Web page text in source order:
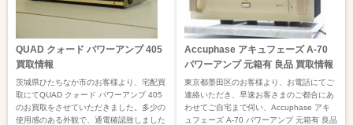
QUAD クォード パワーアンプ 405
買取情報
茨城県ひたちなか市のお客様より、宅配買
取にてQUAD クォード パワーアンプ 405
のお買取をさせていただきました。多少の
使用感のある外観で、通電確認致しました
Accuphase アキュフェーズ A-70
パワーアンプ 元箱有 良品 買取情報
東京都墨田区のお客様より、お電話にてご
連絡いただき、早速お客さまのご都合にあ
わせてご自宅まで伺い、Accuphase アキ
ュフェーズ A-70 パワーアンプ 元箱有 良品